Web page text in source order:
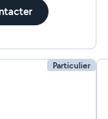
Particulier